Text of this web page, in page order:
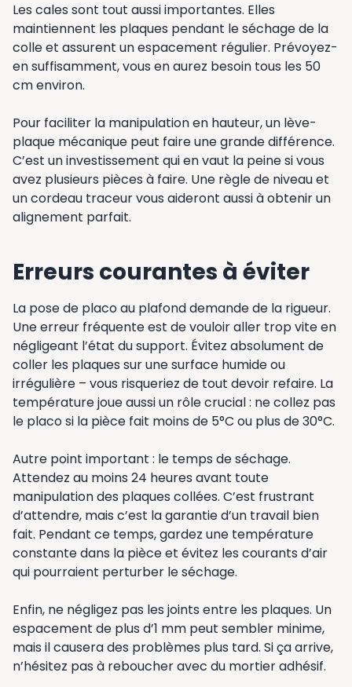
Les cales sont tout aussi importantes. Elles
maintiennent les plaques pendant le séchage de la
colle et assurent un espacement régulier. Prévoyez-
en suffisamment, vous en aurez besoin tous les 50
cm environ.
Pour faciliter la manipulation en hauteur, un lève-
plaque mécanique peut faire une grande différence.
C’est un investissement qui en vaut la peine si vous
avez plusieurs pièces à faire. Une règle de niveau et
un cordeau traceur vous aideront aussi à obtenir un
alignement parfait.
Erreurs courantes à éviter
La pose de placo au plafond demande de la rigueur.
Une erreur fréquente est de vouloir aller trop vite en
négligeant l’état du support. Évitez absolument de
coller les plaques sur une surface humide ou
irrégulière – vous risqueriez de tout devoir refaire. La
température joue aussi un rôle crucial : ne collez pas
le placo si la pièce fait moins de 5°C ou plus de 30°C.
Autre point important : le temps de séchage.
Attendez au moins 24 heures avant toute
manipulation des plaques collées. C’est frustrant
d’attendre, mais c’est la garantie d’un travail bien
fait. Pendant ce temps, gardez une température
constante dans la pièce et évitez les courants d’air
qui pourraient perturber le séchage.
Enfin, ne négligez pas les joints entre les plaques. Un
espacement de plus d’1 mm peut sembler minime,
mais il causera des problèmes plus tard. Si ça arrive,
n’hésitez pas à reboucher avec du mortier adhésif.